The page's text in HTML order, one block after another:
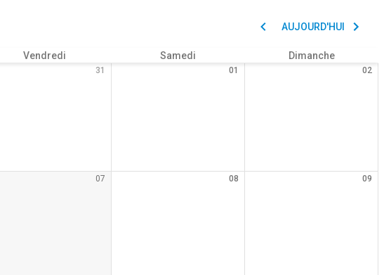
AUJOURD'HUI
Vendredi Samedi Dimanche
31 01 02
07 08 09